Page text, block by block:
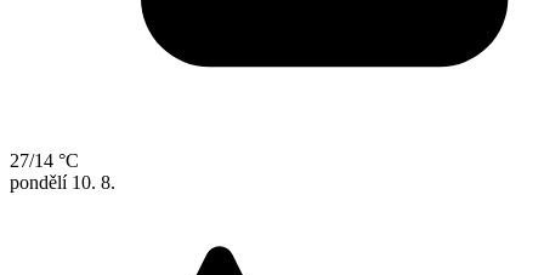
27/14 °C
pondělí 10. 8.